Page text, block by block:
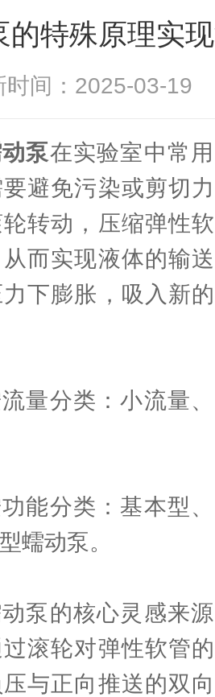
的特殊原理实
时间：2025-03-
泵在实验室中常
避免污染或剪切
转动，压缩弹性
而实现液体的输
下膨胀，吸入新
分类：小流量、
分类：基本型、
蠕动泵。
的核心灵感来源
滚轮对弹性软管
与正向推送的双